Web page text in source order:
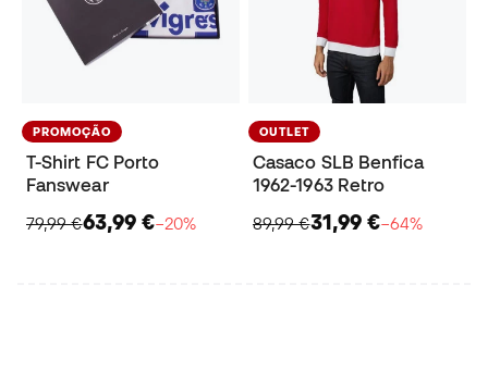
PROMOÇÃO
T-Shirt FC Porto
Fanswear
79,99 €63,99 €−20%
OUTLET
Casaco SLB Benfica
1962-1963 Retro
89,99 €31,99 €−64%